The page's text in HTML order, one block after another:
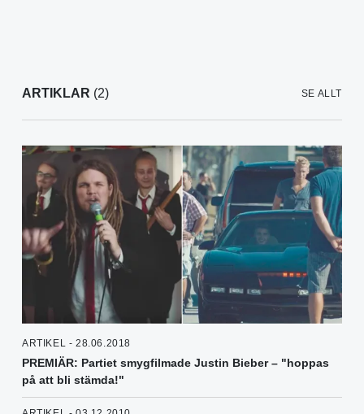
ARTIKLAR (2) SE ALLT
ARTIKEL - 28.06.2018
PREMIÄR: Partiet smygfilmade Justin Bieber – "hoppas
på att bli stämda!"